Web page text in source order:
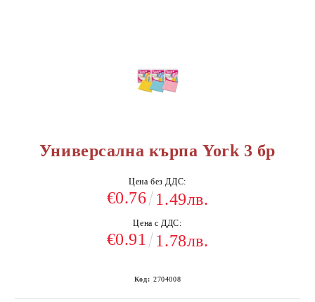
Универсална кърпа York 3 бр
Цена без ДДС:
€0.76 1.49лв.
Цена с ДДС:
€0.91 1.78лв.
Код: 2704008